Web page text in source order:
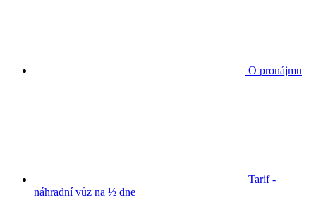
O pronájmu
Tarif -
náhradní vůz na ½ dne